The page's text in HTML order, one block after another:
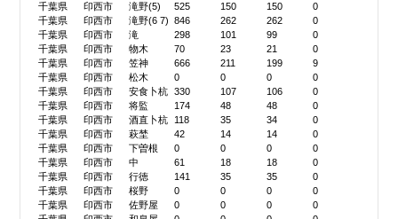
千葉県
印西市 滝野(5) 525 150 150
0
千葉県
印西市 滝野(6 7) 846 262 262
0
千葉県
印西市 滝 298 101 99
0
千葉県
印西市 物木 70 23 21
0
千葉県
印西市 笠神 666 211 199
9
千葉県
印西市 松木 0 0 0
0
千葉県
印西市 安食卜杭 330 107 106
0
千葉県
印西市 将監 174 48 48
0
千葉県
印西市 酒直卜杭 118 35 34
0
千葉県
印西市 萩埜 42 14 14
0
千葉県
印西市 下曽根 0 0 0
0
千葉県
印西市 中 61 18 18
0
千葉県
印西市 行徳 141 35 35
0
千葉県
印西市 桜野 0 0 0
0
千葉県
印西市 佐野屋 0 0 0
0